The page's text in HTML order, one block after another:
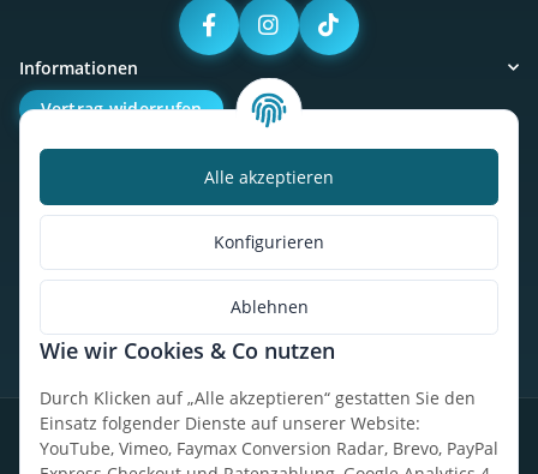
Alle akzeptieren
Konfigurieren
Ablehnen
Wie wir Cookies & Co nutzen
Durch Klicken auf „Alle akzeptieren“ gestatten Sie den
Einsatz folgender Dienste auf unserer Website:
YouTube, Vimeo, Faymax Conversion Radar, Brevo, PayPal
Informationen
Vertrag widerrufen
Kalorienbedarfsrechner
So findest du uns
* Alle Preise inkl. gesetzlicher USt., zzgl.Versand
DatenschutzWiderrufsrecht AGBImpressumSitemap